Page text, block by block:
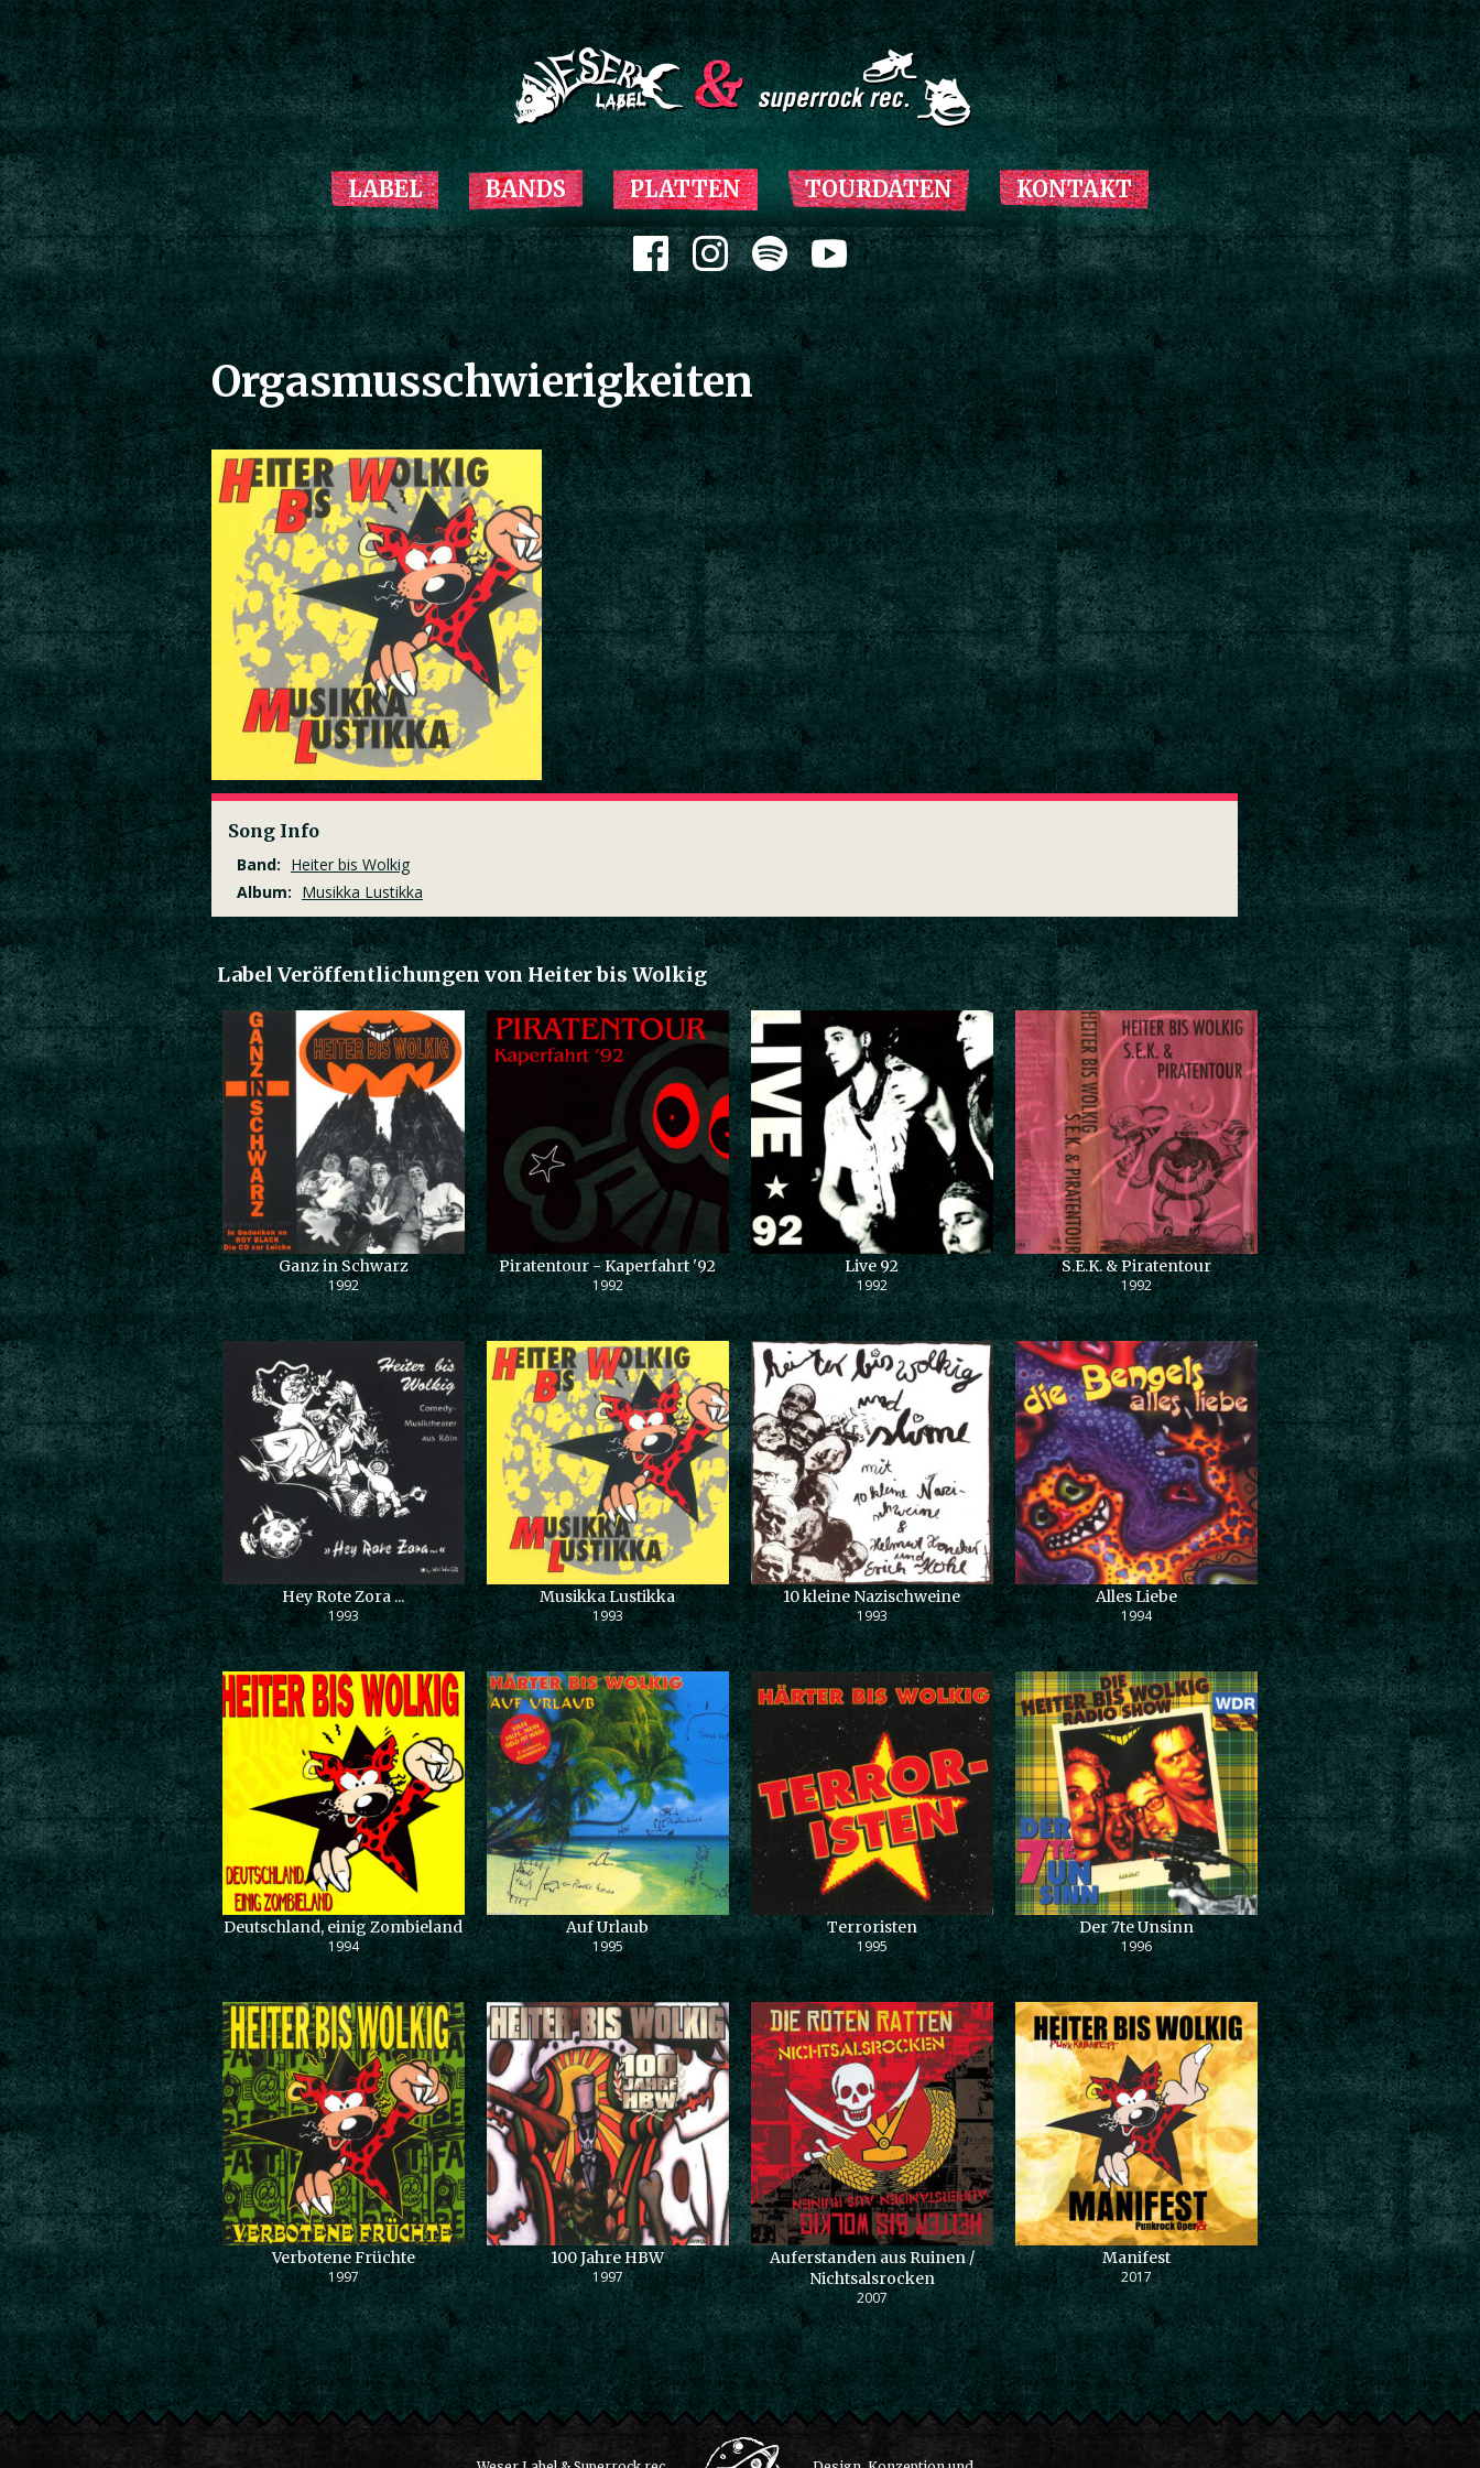
Zum Inhalt springen
LABEL BANDS PLATTEN TOURDATEN KONTAKT
Zum Inhalt springen
Orgasmusschwierigkeiten
Song Info
Band: Heiter bis Wolkig
Album: Musikka Lustikka
Label Veröffentlichungen von Heiter bis Wolkig
Ganz in Schwarz
1992
Piratentour - Kaperfahrt '92
1992
Live 92
1992
S.E.K. & Piratentour
1992
Hey Rote Zora ...
1993
Musikka Lustikka
1993
10 kleine Nazischweine
1993
Alles Liebe
1994
Deutschland, einig Zombieland
1994
Auf Urlaub
1995
Terroristen
1995
Der 7te Unsinn
1996
Verbotene Früchte
1997
100 Jahre HBW
1997
Auferstanden aus Ruinen /
Nichtsalsrocken
2007
Manifest
2017